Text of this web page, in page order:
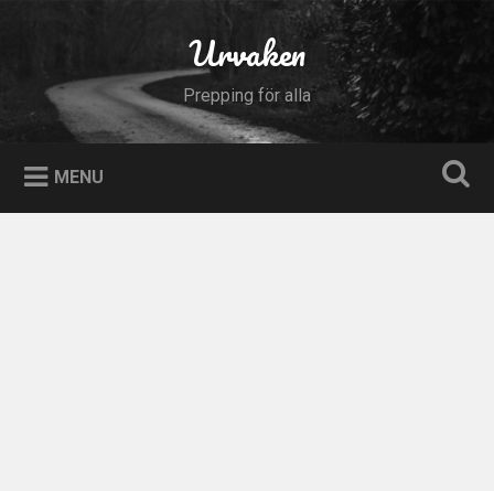
Urvaken
Prepping för alla
MENU